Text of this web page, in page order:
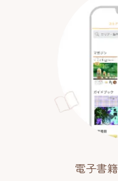
電子書